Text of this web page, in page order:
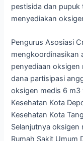
pestisida dan
menyediakan
Pengurus Asosiasi
mengkoordinasikan
penyediaan oksigen
dana partisipasi
oksigen medis 6 m3
Kesehatan Kota
Kesehatan Kota
Selanjutnya oksigen